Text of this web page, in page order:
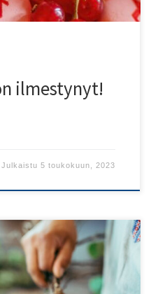
ilmestynyt!
Julkaistu5 toukokuun, 2023